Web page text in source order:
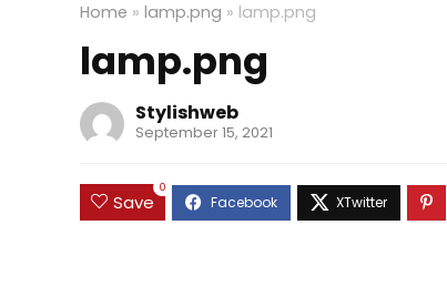
Home » lamp.png » lamp.png
lamp.png
Stylishweb
September 15, 2021
Save
0